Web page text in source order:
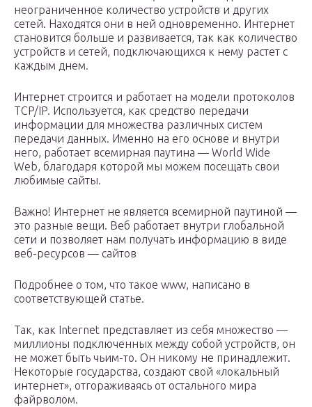
неограниченное количество устройств и других
сетей. Находятся они в ней одновременно. Интернет
становится больше и развивается, так как количество
устройств и сетей, подключающихся к нему растет с
каждым днем.
Интернет строится и работает на модели протоколов
TCP/IP. Используется, как средство передачи
информации для множества различных систем
передачи данных. Именно на его основе и внутри
него, работает всемирная паутина — World Wide
Web, благодаря которой мы можем посещать свои
любимые сайты.
Важно! Интернет не является всемирной паутиной —
это разные вещи. Веб работает внутри глобальной
сети и позволяет нам получать информацию в виде
веб-ресурсов — сайтов
Подробнее о том, что такое www, написано в
соответствующей статье.
Так, как Internet представляет из себя множество —
миллионы подключенных между собой устройств, он
не может быть чьим-то. Он никому не принадлежит.
Некоторые государства, создают свой «локальный
интернет», отгораживаясь от остального мира
файрволом.